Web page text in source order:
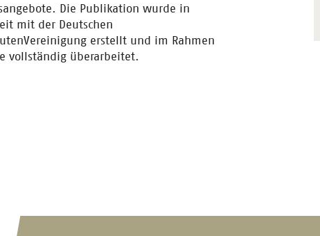
Die Publikation wurde in
mit der Deutschen
erstellt und im Rahmen
vollständig überarbeitet.